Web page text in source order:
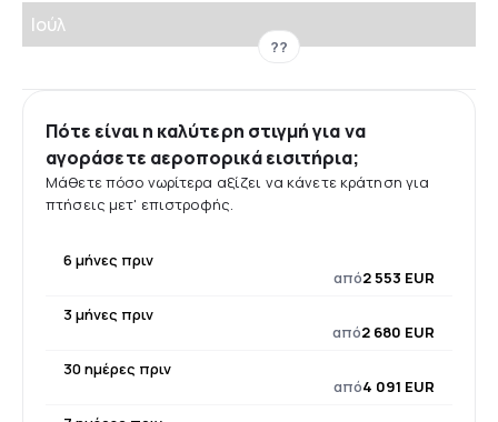
Ιούλ
??
Πότε είναι η καλύτερη στιγμή για να
αγοράσετε αεροπορικά εισιτήρια;
Μάθετε πόσο νωρίτερα αξίζει να κάνετε κράτηση για
πτήσεις μετ' επιστροφής.
6 μήνες πριν
από2 553 EUR
3 μήνες πριν
από2 680 EUR
30 ημέρες πριν
από4 091 EUR